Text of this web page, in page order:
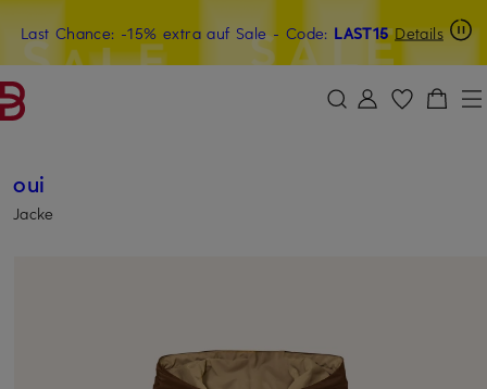
ZUM HAUPTINHALT ÜBERSPRINGEN ZUM SUCHFELD ÜBERSPRINGEN
Last Chance: -15% extra auf Sale- Code: LAST15 Details
20€-Willkommensgutschein mit Beyond sichern
oui
Jacke